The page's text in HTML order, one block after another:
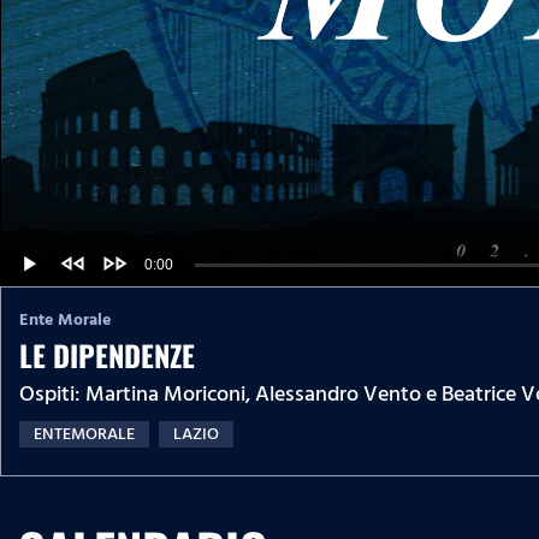
L
o
0
%
P
r
s
0
P
l
y
C
r
r
n
0:00
fast_rewind fast_forward
Ente Morale
LE DIPENDENZE
Ospiti: Martina Moriconi, Alessandro Vento e Beatrice
ENTEMORALE LAZIO